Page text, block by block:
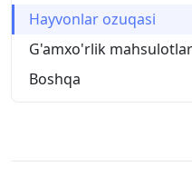
Hayvonlar ozuqasi
G'amxo'rlik mahsulotlar
Boshqa